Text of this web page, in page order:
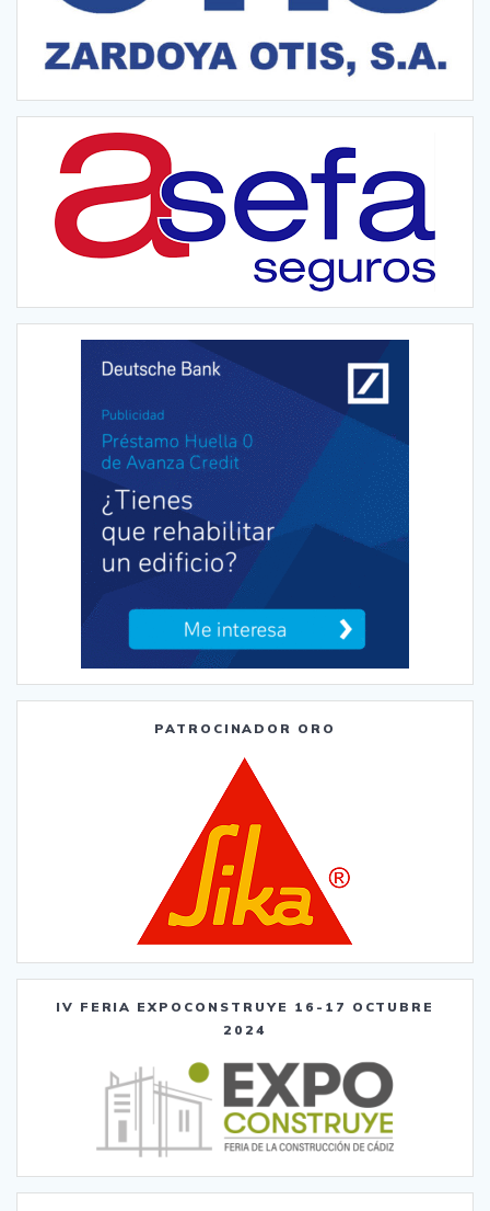
PATROCINADOR ORO
IV FERIA EXPOCONSTRUYE 16-17 OCTUBRE
2024